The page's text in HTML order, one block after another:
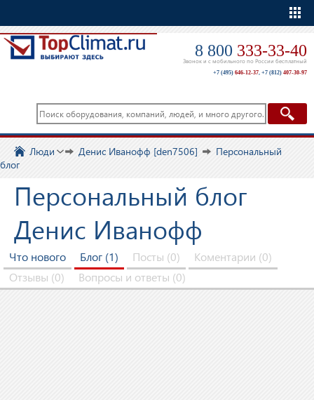
8 800 333-33-40
Звонок и с мобильного по России бесплатный
+7 (495) 646-12-37, +7 (812) 407-30-97
Люди Денис Иванофф [den7506]
Персональный
блог
Персональный блог
Денис Иванофф
Что нового Блог (1) Посты (0)
Коментарии (0)
Отзывы (0)
Вопросы и ответы (0)